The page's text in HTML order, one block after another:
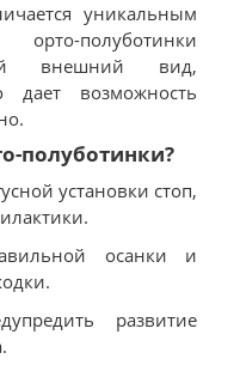
уникальным
полуботинки
внешний вид,
дает возможность
полуботинки?
установки стоп,
осанки и
развитие